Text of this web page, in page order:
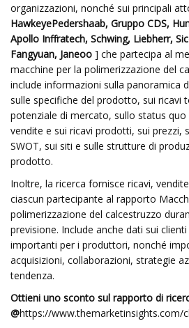
organizzazioni, nonché sui principali
HawkeyePedershaab, Gruppo CDS,
Apollo Inffratech, Schwing, Liebherr,
Fangyuan, Janeoo ] che partecipa al
macchine per la polimerizzazione del
include informazioni sulla panoramica
sulle specifiche del prodotto, sui ricavi
potenziale di mercato, sullo status quo
vendite e sui ricavi prodotti, sui prezzi,
SWOT, sui siti e sulle strutture di
prodotto.
Inoltre, la ricerca fornisce ricavi,
ciascun partecipante al rapporto
polimerizzazione del calcestruzzo
previsione. Include anche dati sui
importanti per i produttori, nonché
acquisizioni, collaborazioni, strategie
tendenza.
Ottieni uno sconto sul rapporto di
@https://www.themarketinsights.com/